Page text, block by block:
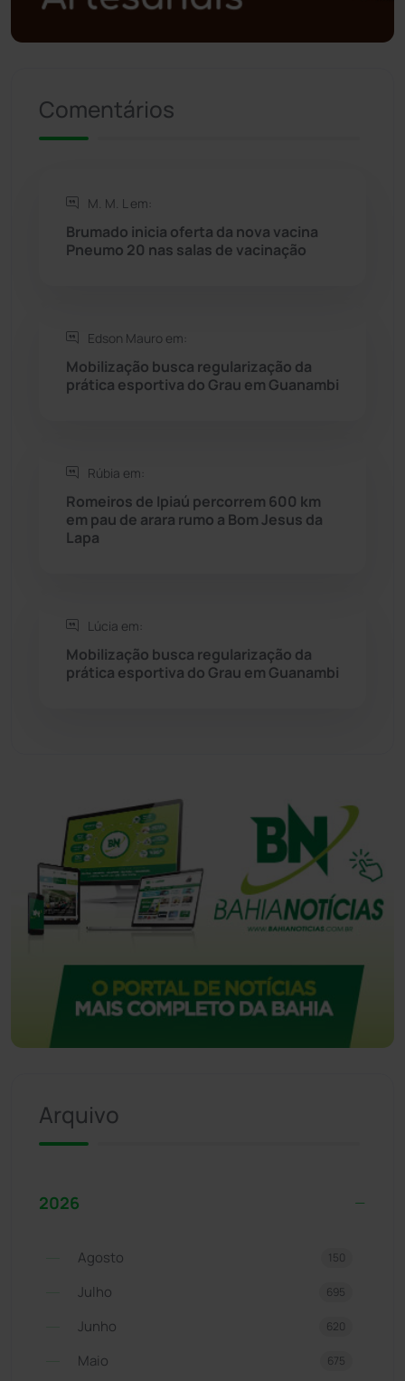
Rio do Antônio
Saúde
Seabra (50)
Sítio do Mato
Sudoeste Baiano (1530)
Tanque Novo
Tecnologia (12)
Comentários
M. M. L em:
Brumado inicia oferta da nova vacina
Pneumo 20 nas salas de vacinação
Edson Mauro em:
Mobilização busca regularização da
prática esportiva do Grau em Guanambi
Rúbia em:
Romeiros de Ipiaú percorrem 600 km
em pau de arara rumo a Bom Jesus da
Lapa
Lúcia em:
Mobilização busca regularização da
prática esportiva do Grau em Guanambi
Arquivo
2026
Agosto 150
Julho 695
Junho 620
Maio 675